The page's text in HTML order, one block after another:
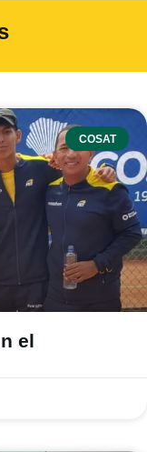
COSAT
el